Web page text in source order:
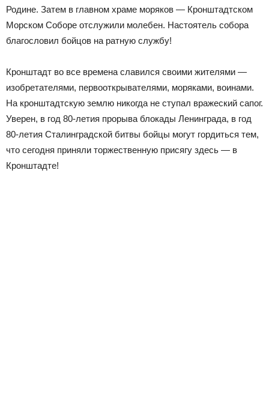
Родине. Затем в главном храме моряков — Кронштадтском
Морском Соборе отслужили молебен. Настоятель собора
благословил бойцов на ратную службу!
Кронштадт во все времена славился своими жителями —
изобретателями, первооткрывателями, моряками, воинами.
На кронштадтскую землю никогда не ступал вражеский сапог.
Уверен, в год 80-летия прорыва блокады Ленинграда, в год
80-летия Сталинградской битвы бойцы могут гордиться тем,
что сегодня приняли торжественную присягу здесь — в
Кронштадте!